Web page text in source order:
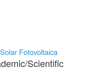
Fotovoltaica
Scientific